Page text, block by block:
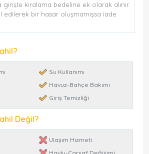
kiralama bedeline ek olarak alınır.
edilerek bir hasar oluşmamışsa iade
Su Kullanımı
Havuz-Bahçe Bakımı
Giriş Temizliği
Değil?
Ulaşım Hizmeti